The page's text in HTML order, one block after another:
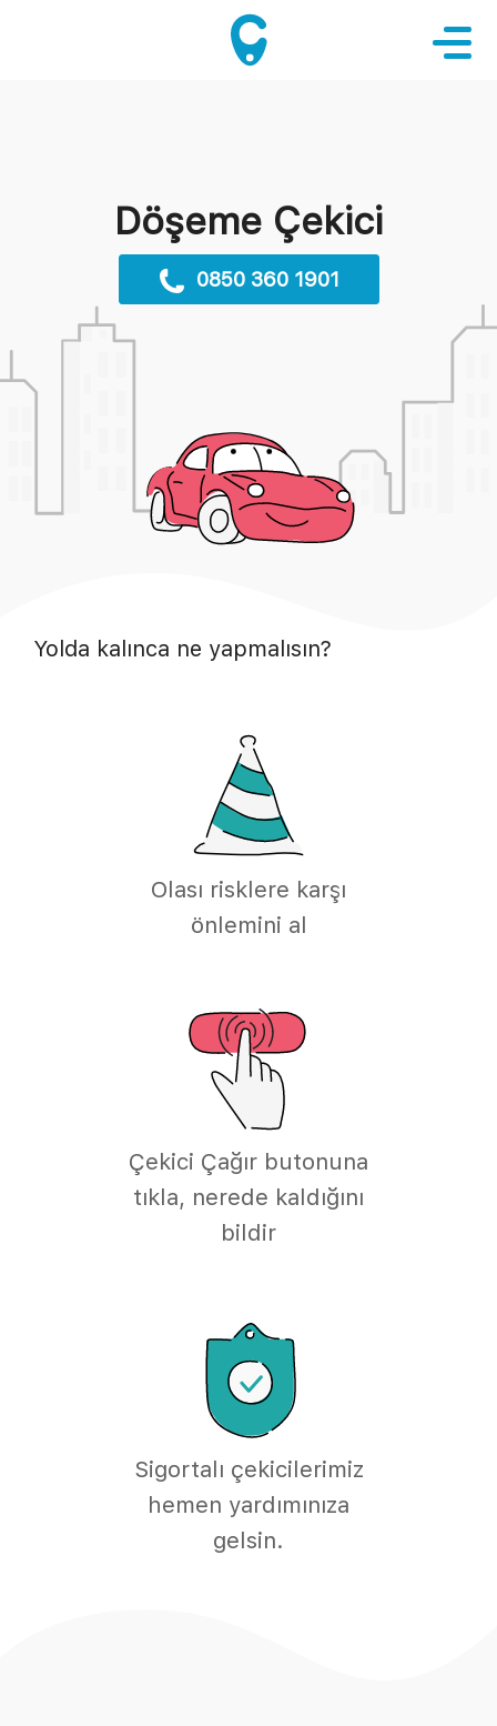
Döşeme Çekici
0850 360 1901
Yolda kalınca ne yapmalısın?
Olası risklere karşı
önlemini al
Çekici Çağır butonuna
tıkla, nerede kaldığını
bildir
Sigortalı çekicilerimiz
hemen yardımınıza
gelsin.